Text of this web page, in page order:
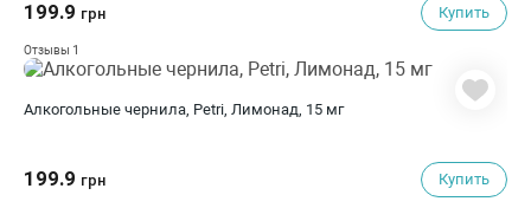
199.9 грн Купить
Отзывы 1
Алкогольные чернила, Petri, Лимонад, 15 мг
199.9 грн Купить